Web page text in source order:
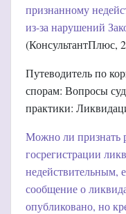
признанному
из-за нарушений
(КонсультантПлюс,
Путеводитель по
спорам: Вопросы
практики:
Можно ли признать
госрегистрации
недействительным,
сообщение о
опубликовано, но